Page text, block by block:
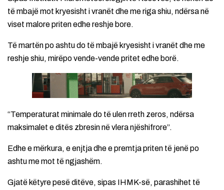
të mbajë mot kryesisht i vranët dhe me riga shiu, ndërsa në
viset malore priten edhe reshje bore.
Të martën po ashtu do të mbajë kryesisht i vranët dhe me
reshje shiu, mirëpo vende-vende pritet edhe borë.
“Temperaturat minimale do të ulen rreth zeros, ndërsa
maksimalet e ditës zbresin në vlera njëshifrore”.
Edhe e mërkura, e enjtja dhe e premtja priten të jenë po
ashtu me mot të ngjashëm.
Gjatë këtyre pesë ditëve, sipas IHMK-së, parashihet të